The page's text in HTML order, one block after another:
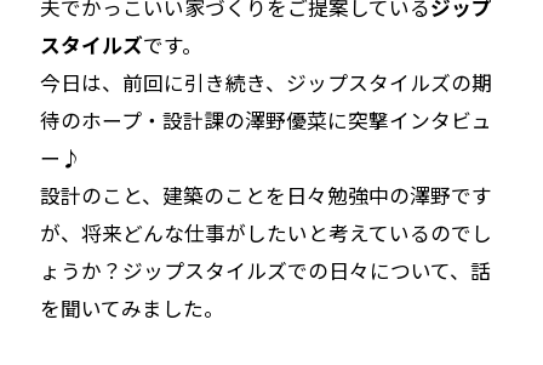
夫でかっこいい家づくりをご提案しているジップ
スタイルズです。
今日は、前回に引き続き、ジップスタイルズの期
待のホープ・設計課の澤野優菜に突撃インタビュ
ー♪
設計のこと、建築のことを日々勉強中の澤野です
が、将来どんな仕事がしたいと考えているのでし
ょうか？ジップスタイルズでの日々について、話
を聞いてみました。